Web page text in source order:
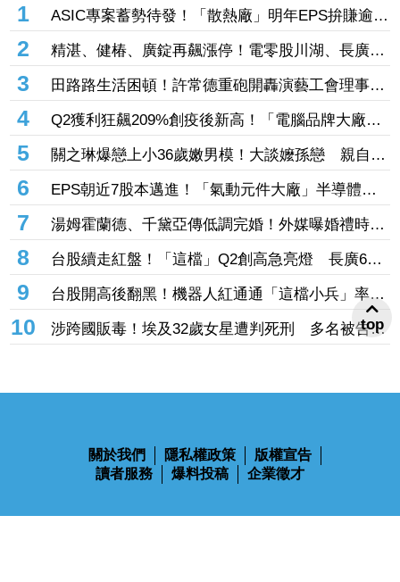
1
ASIC專案蓄勢待發！「散熱廠」明年EPS拚賺逾14
股本 7月營收攀升116%
2
精湛、健椿、廣錠再飆漲停！電零股川湖、長廣、
台虹齊亮燈 威潤、承啟、永擎攻頂鎖不住
3
田路路生活困頓！許常德重砲開轟演藝工會理事
長 「財務去向交代清楚」
4
Q2獲利狂飆209%創疫後新高！「電腦品牌大廠」
H1營收飆破1577億元 股價翻紅緊守30大關
5
關之琳爆戀上小36歲嫩男模！大談嬤孫戀 親自回
應戀情
6
EPS朝近7股本邁進！「氣動元件大廠」半導體高
毛利助攻 目標價衝1700元
7
湯姆霍蘭德、千黛亞傳低調完婚！外媒曝婚禮時間
地點 僅邀至親好友見證幸福
8
台股續走紅盤！「這檔」Q2創高急亮燈 長廣6月
EPS0.3賺贏前一季同登漲停
9
台股開高後翻黑！機器人紅通通「這檔小兵」率先
攻漲停 致茂、全球傳動噴半根
10
涉跨國販毒！埃及32歲女星遭判死刑 多名被告被
判無期徒刑、長期監禁
關於我們 隱私權政策
版權宣告
讀者服務
爆料投稿 企業徵才
top